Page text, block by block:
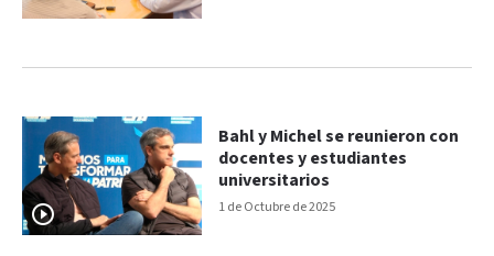
1 de Octubre de 2025
Bahl y Michel se reunieron con
docentes y estudiantes
universitarios